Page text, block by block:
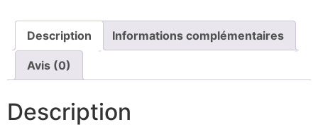
Description Informations complémentaires
Avis (0)
Description